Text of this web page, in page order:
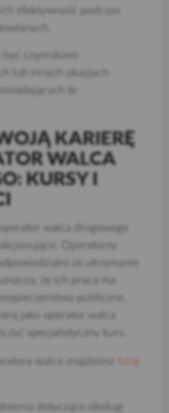
efektywność podczas
lub innych okazjach
te
KARIERĘ
WALCA
KURSY I
walca drogowego
Operatorzy
za utrzymanie
że ich praca ma
publiczne.
jako operator walca
specjalistyczny kurs.
walca znajdziesz tutaj
dotyczące obsługi